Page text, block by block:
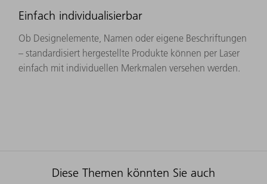
Einfach individualisierbar
Ob Designelemente, Namen oder eigene Beschriftungen
– standardisiert hergestellte Produkte können per Laser
einfach mit individuellen Merkmalen versehen werden.
Diese Themen könnten Sie auch